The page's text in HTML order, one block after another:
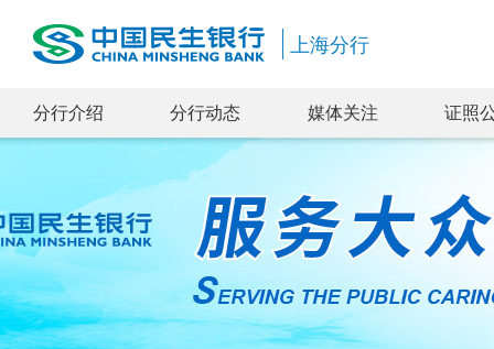
上海分行
分行介绍 分行动态 媒体关注 证照